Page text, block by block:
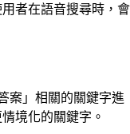
者在語音搜尋時，會
案」相關的關鍵字進
境化的關鍵字。